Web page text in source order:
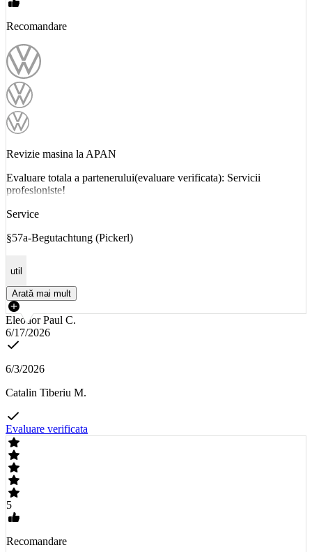
Recomandare
Revizie masina la APAN
Evaluare totala a partenerului(evaluare verificata): Servicii
profesioniste!
Service
§57a-Begutachtung (Pickerl)
util
Arată mai mult
Eleodor Paul C.
6/17/2026
6/3/2026
Catalin Tiberiu M.
Evaluare verificata
5
Recomandare